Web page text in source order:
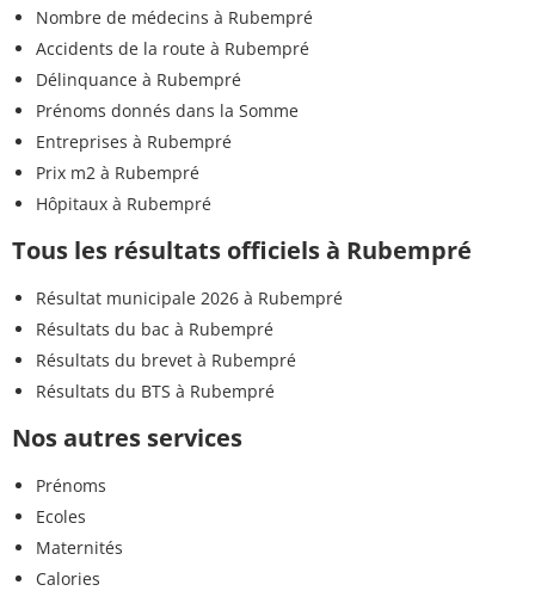
Nombre de médecins à Rubempré
Accidents de la route à Rubempré
Délinquance à Rubempré
Prénoms donnés dans la Somme
Entreprises à Rubempré
Prix m2 à Rubempré
Hôpitaux à Rubempré
Tous les résultats officiels à Rubempré
Résultat municipale 2026 à Rubempré
Résultats du bac à Rubempré
Résultats du brevet à Rubempré
Résultats du BTS à Rubempré
Nos autres services
Prénoms
Ecoles
Maternités
Calories